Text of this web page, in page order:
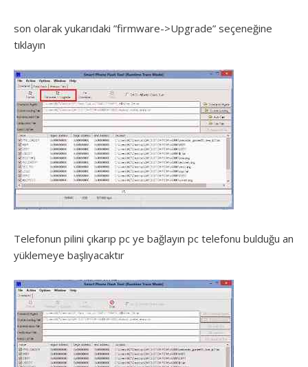
son olarak yukarıdaki ”firmware->Upgrade” seçeneğine
tıklayın
Telefonun pilini çıkarıp pc ye bağlayın pc telefonu bulduğu an
yüklemeye başlıyacaktır